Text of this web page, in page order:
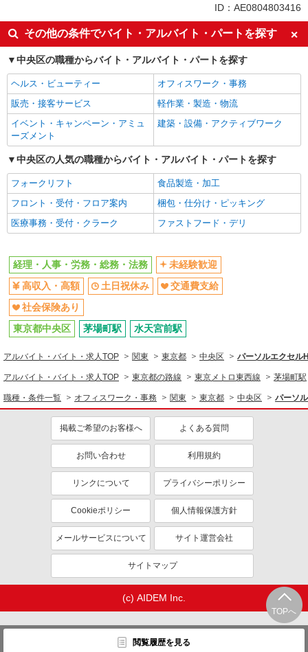
未経験歓迎
高収入・高額
土日祝休み
交通費支給
社会保険あり
同じ職種から求人を探す
オフィスワーク・事務
経理・人事・労務・総務・法務
同じ特徴から求人を探す
未経験歓迎
土日祝休み
交通費支給
社会保険あり
ID：AE0804803416
その他の条件でバイト・アルバイト・パートを探す
中央区の職種からバイト・アルバイト・パートを探す
ヘルス・ビューティー
オフィスワーク・事務
販売・接客サービス
軽作業・製造・物流
イベント・キャンペーン・アミュ
ーズメント
建築・設備・アクティブワーク
中央区の人気の職種からバイト・アルバイト・パートを探す
フォークリフト
食品製造・加工
フロント・受付・フロア案内
梱包・仕分け・ピッキング
医療事務・受付・クラーク
ファストフード・デリ
TOPへ
閲覧履歴を見る
経理・人事・労務・総務・法務
未経験歓迎
高収入・高額
土日祝休み
交通費支給
社会保険あり
東京都中央区
茅場町駅 水天宮前駅
アルバイト・バイト・求人TOP 関東 東京都 中央区 パーソルエクセル
アルバイト・バイト・求人TOP 東京都の路線 東京メトロ東西線 茅場町駅
職種・条件一覧 オフィスワーク・事務 関東 東京都 中央区 パーソ
掲載ご希望のお客様へ よくある質問
お問い合わせ 利用規約
リンクについて プライバシーポリシー
Cookieポリシー 個人情報保護方針
メールサービスについて サイト運営会社
サイトマップ
(c) AIDEM Inc.